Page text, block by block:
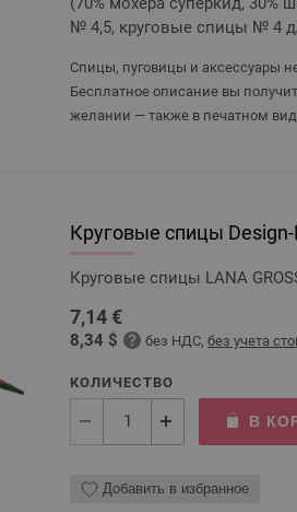
№ 4,5, круговые спицы № 4
Спицы, пуговицы и аксессуары
Бесплатное описание вы
желании — также в печатном
Круговые спицы
Круговые спицы LANA
7,14 €
8,34 $ без НДС, без учета
КОЛИЧЕСТВО
В
Добавить в избранное